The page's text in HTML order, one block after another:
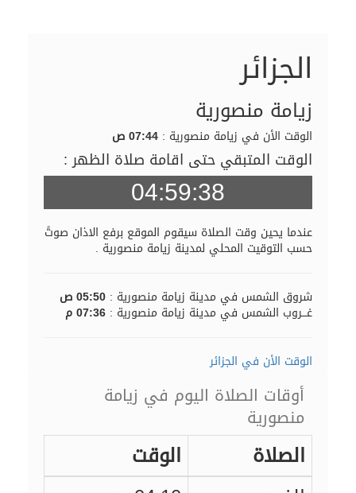
الجزائر
زيامة منصورية
الوقت الأن في زيامة منصورية : 07:44 ص
الوقت المتبقي حتى اقامة صلاة الظهر :
04:59:37
عندما يحين وقت الصلاة سيقوم الموقع برفع الاذان صوتً
حسب التوقيت المحلي لمدينة زيامة منصورية .
شروق الشمس في مدينة زيامة منصورية : 05:50 ص
غـــروب الشمس في مدينة زيامة منصورية : 07:36 م
الوقت الأن في الجزائر
أوقات الصلاة اليوم في زيامة
منصورية
الصلاة
الوقت